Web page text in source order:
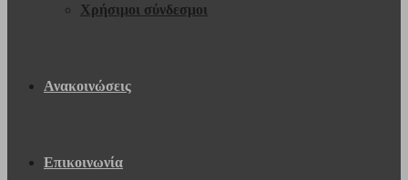
Χρήσιμοι σύνδεσμοι
Ανακοινώσεις
Επικοινωνία